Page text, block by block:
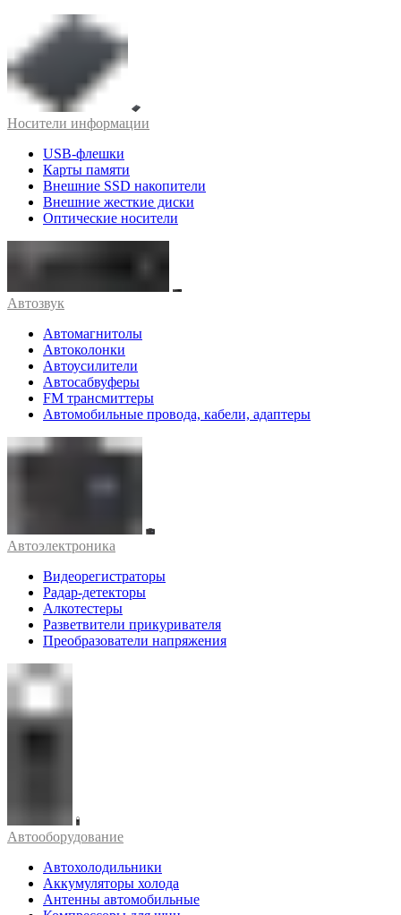
Носители информации
USB-флешки
Карты памяти
Внешние SSD накопители
Внешние жесткие диски
Оптические носители
Автозвук
Автомагнитолы
Автоколонки
Автоусилители
Автосабвуферы
FM трансмиттеры
Автомобильные провода, кабели, адаптеры
Автоэлектроника
Видеорегистраторы
Радар-детекторы
Алкотестеры
Разветвители прикуривателя
Преобразователи напряжения
Автооборудование
Автохолодильники
Аккумуляторы холода
Антенны автомобильные